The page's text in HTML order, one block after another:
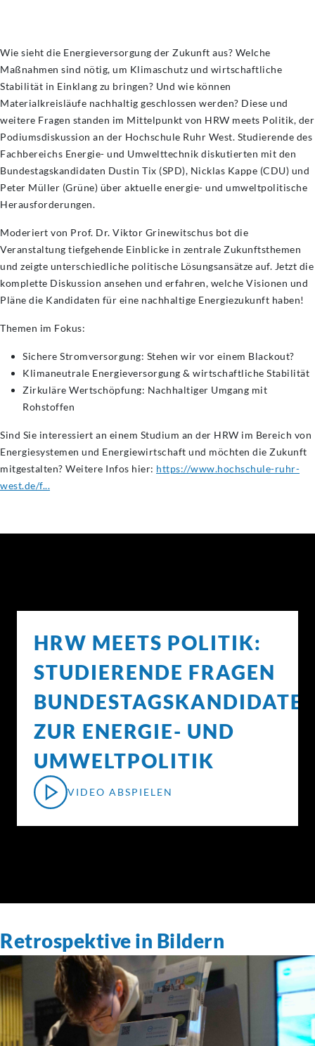
Wie sieht die Energieversorgung der Zukunft aus? Welche
Maßnahmen sind nötig, um Klimaschutz und wirtschaftliche
Stabilität in Einklang zu bringen? Und wie können
Materialkreisläufe nachhaltig geschlossen werden? Diese und
weitere Fragen standen im Mittelpunkt von HRW meets Politik, der
Podiumsdiskussion an der Hochschule Ruhr West. Studierende des
Fachbereichs Energie- und Umwelttechnik diskutierten mit den
Bundestagskandidaten Dustin Tix (SPD), Nicklas Kappe (CDU) und
Peter Müller (Grüne) über aktuelle energie- und umweltpolitische
Herausforderungen.
Moderiert von Prof. Dr. Viktor Grinewitschus bot die
Veranstaltung tiefgehende Einblicke in zentrale Zukunftsthemen
und zeigte unterschiedliche politische Lösungsansätze auf. Jetzt die
komplette Diskussion ansehen und erfahren, welche Visionen und
Pläne die Kandidaten für eine nachhaltige Energiezukunft haben!
Themen im Fokus:
Sichere Stromversorgung: Stehen wir vor einem Blackout?
Klimaneutrale Energieversorgung & wirtschaftliche Stabilität
Zirkuläre Wertschöpfung: Nachhaltiger Umgang mit
Rohstoffen
Sind Sie interessiert an einem Studium an der HRW im Bereich von
Energiesystemen und Energiewirtschaft und möchten die Zukunft
mitgestalten? Weitere Infos hier: https://www.hochschule-ruhr-
west.de/f...
HRW MEETS POLITIK:
STUDIERENDE FRAGEN
ZUR ENERGIE- UND
UMWELTPOLITIK
VIDEO ABSPIELEN
Retrospektive in Bildern